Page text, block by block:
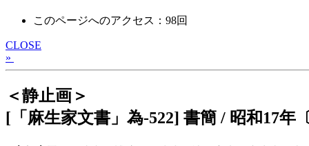
このページへのアクセス：98回
CLOSE
»
＜静止画＞
[「麻生家文書」為-522] 書簡 / 昭和17年